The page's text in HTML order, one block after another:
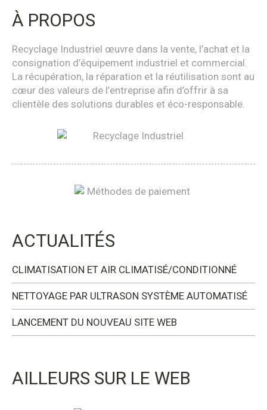
À PROPOS
Recyclage Industriel œuvre dans la vente, l’achat et la
consignation d’équipement industriel et commercial.
La récupération, la réparation et la réutilisation sont au
cœur des valeurs de l’entreprise afin d’offrir à sa
clientèle des solutions durables et éco-responsable.
ACTUALITÉS
CLIMATISATION ET AIR CLIMATISÉ/CONDITIONNÉ
NETTOYAGE PAR ULTRASON SYSTÈME AUTOMATISÉ
LANCEMENT DU NOUVEAU SITE WEB
AILLEURS SUR LE WEB